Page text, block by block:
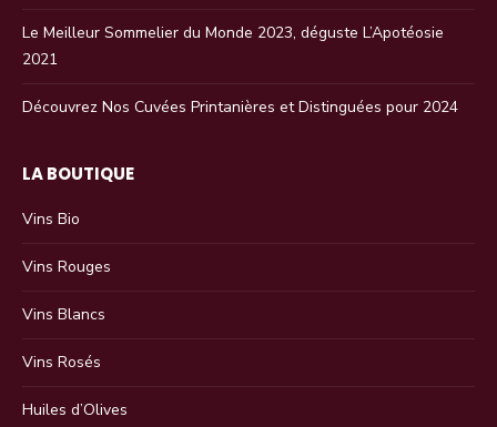
Le Meilleur Sommelier du Monde 2023, déguste L’Apotéosie
2021
Découvrez Nos Cuvées Printanières et Distinguées pour 2024
LA BOUTIQUE
Vins Bio
Vins Rouges
Vins Blancs
Vins Rosés
Huiles d’Olives